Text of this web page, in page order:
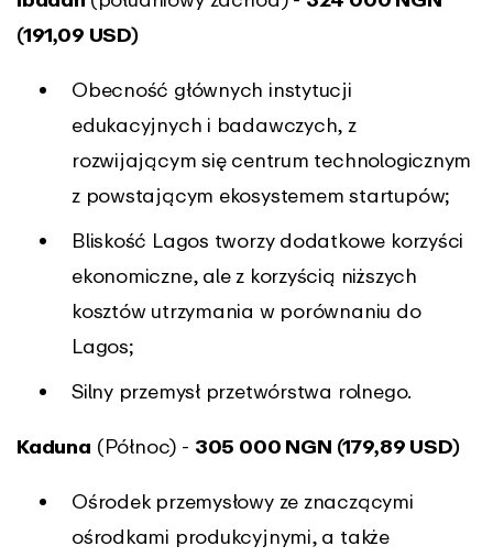
(191,09 USD)
Obecność głównych instytucji
edukacyjnych i badawczych, z
rozwijającym się centrum technologicznym
z powstającym ekosystemem startupów;
Bliskość Lagos tworzy dodatkowe korzyści
ekonomiczne, ale z korzyścią niższych
kosztów utrzymania w porównaniu do
Lagos;
Silny przemysł przetwórstwa rolnego.
Kaduna (Północ) - 305 000 NGN (179,89 USD)
Ośrodek przemysłowy ze znaczącymi
ośrodkami produkcyjnymi, a także